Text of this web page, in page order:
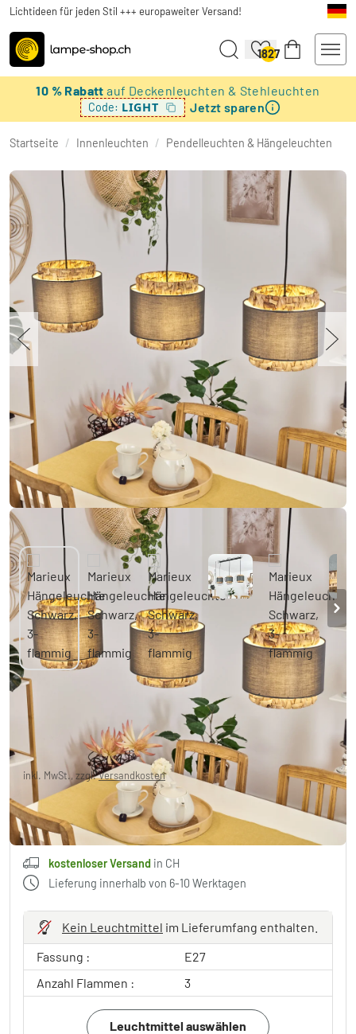
Lichtideen für jeden Stil +++ europaweiter Versand!
1827
10 % Rabattauf Deckenleuchten & Stehleuchten
Code: LIGHT Jetzt sparen
Startseite / Innenleuchten / Pendelleuchten & Hängeleuchten
Marieux Hängeleuchte Schwarz, 3-flammig
CHF 332.95
inkl. MwSt., zzgl.Versandkosten,kostenloser Versand in CH
In den Warenkorb
kostenloser Versand in CH
Lieferung innerhalb von 6-10 Werktagen
Kein Leuchtmittel im Lieferumfang enthalten.
Fassung :
E27
Anzahl Flammen :
3
Leuchtmittel auswählen